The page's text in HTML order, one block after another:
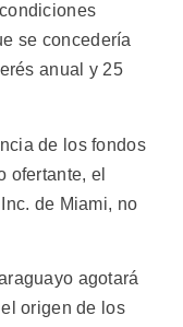
se concedería
anual y 25
de los fondos
ofertante, el
de Miami, no
agotará
origen de los